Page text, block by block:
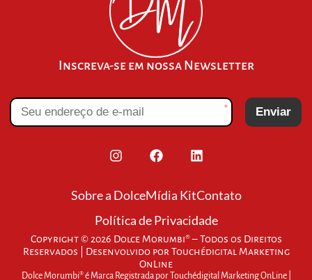
Inscreva-se em nossa Newsletter
* Enviar
Sobre a DolceMídia KitContato
Política de Privacidade
Copyright © 2026 Dolce Morumbi® – Todos os Direitos
Reservados | Desenvolvido por Touchédigital Marketing
OnLine
Dolce Morumbi® é Marca Registrada por Touchédigital Marketing OnLine |